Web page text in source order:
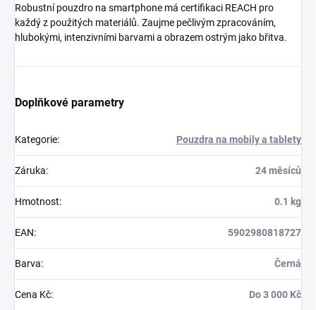
Robustní pouzdro na smartphone má certifikaci REACH pro
každý z použitých materiálů. Zaujme pečlivým zpracováním,
hlubokými, intenzivními barvami a obrazem ostrým jako břitva.
Doplňkové parametry
Kategorie: Pouzdra na mobily a tablety
Záruka: 24 měsíců
Hmotnost: 0.1 kg
EAN: 5902980818727
Barva: Černá
Cena Kč: Do 3 000 Kč